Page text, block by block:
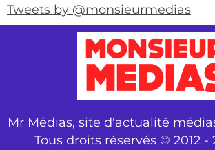
Tweets by @monsieurmedias
Mr Médias, site d'actualité
Tous droits réservés © 2012 -